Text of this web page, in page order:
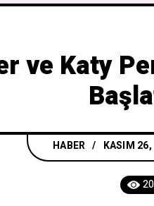
ve Katy
HABER KASIM